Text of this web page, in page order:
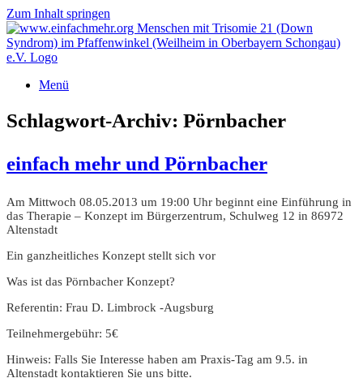
Zum Inhalt springen
Menü
Schlagwort-Archiv: Pörnbacher
einfach mehr und Pörnbacher
Am Mittwoch 08.05.2013 um 19:00 Uhr beginnt eine Einführung in
das Therapie – Konzept im Bürgerzentrum, Schulweg 12 in 86972
Altenstadt
Ein ganzheitliches Konzept stellt sich vor
Was ist das Pörnbacher Konzept?
Referentin: Frau D. Limbrock -Augsburg
Teilnehmergebühr: 5€
Hinweis: Falls Sie Interesse haben am Praxis-Tag am 9.5. in
Altenstadt kontaktieren Sie uns bitte.